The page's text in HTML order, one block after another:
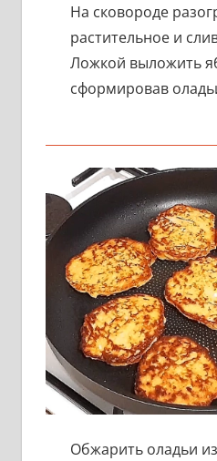
На сковороде
растительное и
Ложкой выложить
сформировав
Обжарить оладьи